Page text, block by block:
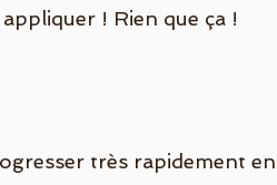
! Rien que ça !
très rapidement en